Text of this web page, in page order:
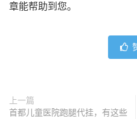
章能帮助到您。
上一篇
首都儿童医院跑腿代挂，有这些